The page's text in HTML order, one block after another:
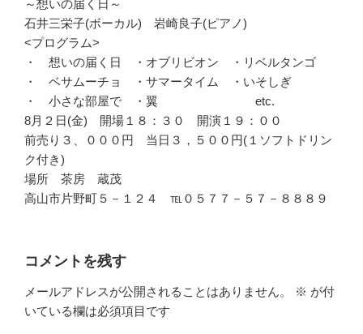
～想いの届く日～
石井三栄子(ボーカル) 岩崎良子(ピアノ)
<プログラム>
・ 想いの届く日 ・オブリビオン ・リベルタンゴ
・ ベサムーチョ ・サマータイム ・いそしぎ
・ 小さな部屋で ・翼 etc.
8月２日(金) 開場１８：３０ 開演１９：００
前売り３、０００円 当日３，５００円(１ソフトドリン
ク付き)
場所 茶房 蔵茂
高山市片野町５－１２４ ℡０５７７－５７－８８８９
コメントを残す
メールアドレスが公開されることはありません。 ※ が付
いている欄は必須項目です